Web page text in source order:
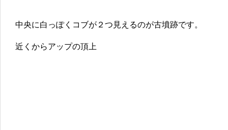
中央に白っぽくコブが２つ見えるのが古墳跡です。
近くからアップの頂上